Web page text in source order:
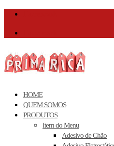
HOME
QUEM SOMOS
PRODUTOS
Item do Menu
Adesivo de Chão